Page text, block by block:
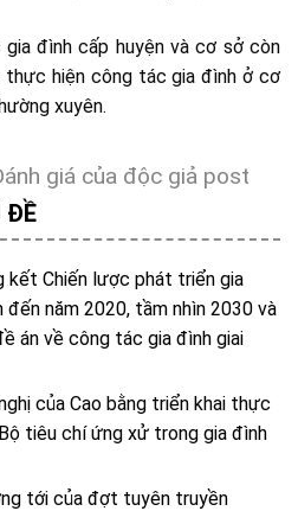
đình cấp huyện và cơ sở còn
hiện công tác gia đình ở cơ
xuyên.
giá của độc giả post
ĐỀ
kết Chiến lược phát triển gia
đến năm 2020, tầm nhìn 2030 và
án về công tác gia đình giai
của Cao bằng triển khai thực
tiêu chí ứng xử trong gia đình
tới của đợt tuyên truyền